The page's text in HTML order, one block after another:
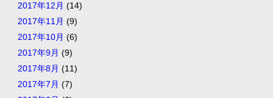
2017年12月 (14)
2017年11月 (9)
2017年10月 (6)
2017年9月 (9)
2017年8月 (11)
2017年7月 (7)